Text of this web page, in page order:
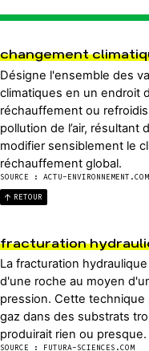
changement
Désigne l'ensemble des
climatiques en un endroit
réchauffement ou
pollution de l’air, résultant
modifier sensiblement le
réchauffement global.
SOURCE : ACTU-ENVIRONNEMENT.COM
RETOUR
fracturation
La fracturation
d'une roche au moyen
pression. Cette
gaz dans des substrats
produirait rien ou presque.
SOURCE : FUTURA-SCIENCES.COM